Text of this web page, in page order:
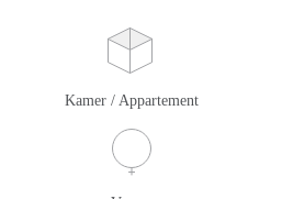
Kamer / Appartement